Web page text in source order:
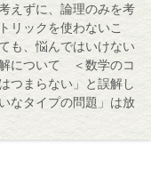
えずに、論理のみを考
リックを使わないこ
も、悩んではいけない
について ＜数学のコ
つまらない」と誤解し
なタイプの問題」は放